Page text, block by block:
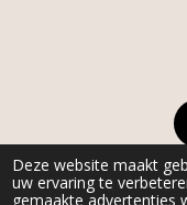
Deze website maakt
uw ervaring te
gemaakte advertenties
R
a